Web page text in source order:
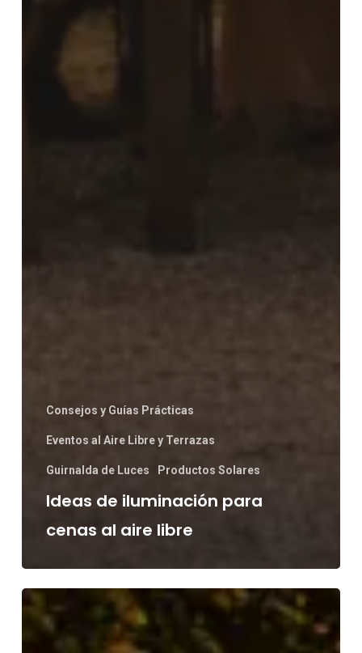
Consejos y Guías Prácticas
Eventos al Aire Libre y Terrazas
Guirnalda de Luces Productos Solares
Ideas de iluminación para
cenas al aire libre
iluminar